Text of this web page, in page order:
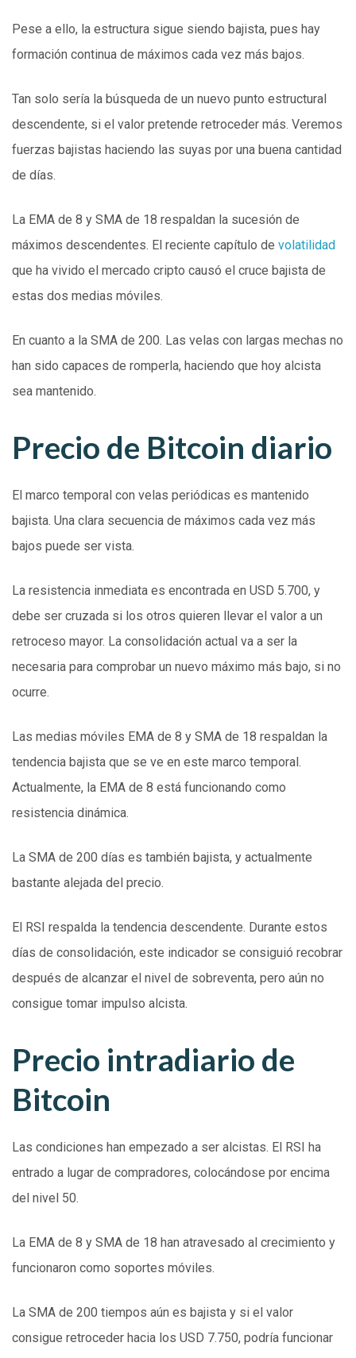
Pese a ello, la estructura sigue siendo bajista, pues hay
formación continua de máximos cada vez más bajos.
Tan solo sería la búsqueda de un nuevo punto estructural
descendente, si el valor pretende retroceder más. Veremos
fuerzas bajistas haciendo las suyas por una buena cantidad
de días.
La EMA de 8 y SMA de 18 respaldan la sucesión de
máximos descendentes. El reciente capítulo de volatilidad
que ha vivido el mercado cripto causó el cruce bajista de
estas dos medias móviles.
En cuanto a la SMA de 200. Las velas con largas mechas no
han sido capaces de romperla, haciendo que hoy alcista
sea mantenido.
Precio de Bitcoin diario
El marco temporal con velas periódicas es mantenido
bajista. Una clara secuencia de máximos cada vez más
bajos puede ser vista.
La resistencia inmediata es encontrada en USD 5.700, y
debe ser cruzada si los otros quieren llevar el valor a un
retroceso mayor. La consolidación actual va a ser la
necesaria para comprobar un nuevo máximo más bajo, si no
ocurre.
Las medias móviles EMA de 8 y SMA de 18 respaldan la
tendencia bajista que se ve en este marco temporal.
Actualmente, la EMA de 8 está funcionando como
resistencia dinámica.
La SMA de 200 días es también bajista, y actualmente
bastante alejada del precio.
El RSI respalda la tendencia descendente. Durante estos
días de consolidación, este indicador se consiguió recobrar
después de alcanzar el nivel de sobreventa, pero aún no
consigue tomar impulso alcista.
Precio intradiario de
Bitcoin
Las condiciones han empezado a ser alcistas. El RSI ha
entrado a lugar de compradores, colocándose por encima
del nivel 50.
La EMA de 8 y SMA de 18 han atravesado al crecimiento y
funcionaron como soportes móviles.
La SMA de 200 tiempos aún es bajista y si el valor
consigue retroceder hacia los USD 7.750, podría funcionar